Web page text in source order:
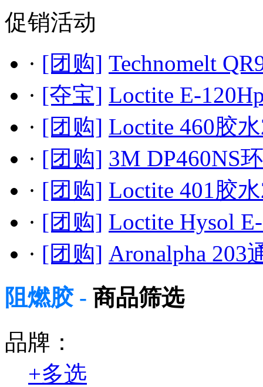
促销活动
· [团购] Technomelt
· [夺宝] Loctite E-
· [团购] Loctite 460胶
· [团购] 3M DP460NS
· [团购] Loctite 401胶
· [团购] Loctite Hysol
· [团购] Aronalpha 203
阻燃胶 - 商品筛选
品牌：
+多选